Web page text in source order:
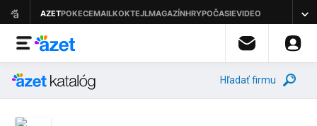
Hľadať firmu